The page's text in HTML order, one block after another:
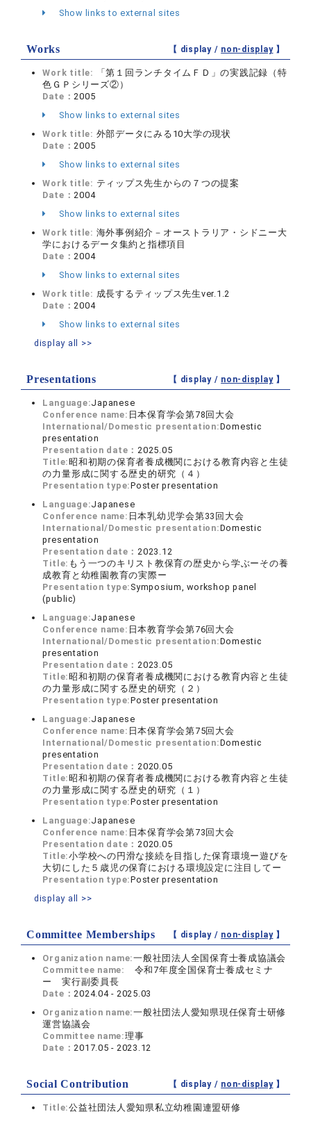
Show links to external sites
Works 【 display / non-display】
Work title:
「第１回ランチタイムＦＤ」の実践記録（特
色ＧＰシリーズ②）
Date： 2005
Show links to external sites
Work title: 外部データにみる10大学の現状
Date： 2005
Show links to external sites
Work title: ティップス先生からの７つの提案
Date： 2004
Show links to external sites
Work title: 海外事例紹介－オーストラリア・シドニー大
学におけるデータ集約と指標項目
Date： 2004
Show links to external sites
Work title: 成長するティップス先生ver.1.2
Date： 2004
Show links to external sites
display all >>
Presentations 【 display / non-display】
Language:Japanese
Conference name: 日本保育学会第78回大会
International/Domestic presentation:Domestic
presentation
Presentation date： 2025.05
Title: 昭和初期の保育者養成機関における教育内容と生徒
の力量形成に関する歴史的研究（４）
Presentation type:Poster presentation
Language:Japanese
Conference name: 日本乳幼児学会第33回大会
International/Domestic presentation:Domestic
presentation
Presentation date： 2023.12
Title: もう一つのキリスト教保育の歴史から学ぶーその養
成教育と幼稚園教育の実際ー
Presentation type: Symposium, workshop panel
(public)
Language:Japanese
Conference name: 日本教育学会第76回大会
International/Domestic presentation:Domestic
presentation
Presentation date： 2023.05
Title: 昭和初期の保育者養成機関における教育内容と生徒
の力量形成に関する歴史的研究（２）
Presentation type:Poster presentation
Language:Japanese
Conference name: 日本保育学会第75回大会
International/Domestic presentation:Domestic
presentation
Presentation date： 2020.05
Title: 昭和初期の保育者養成機関における教育内容と生徒
の力量形成に関する歴史的研究（１）
Presentation type:Poster presentation
Language:Japanese
Conference name: 日本保育学会第73回大会
Presentation date： 2020.05
Title:小学校への円滑な接続を目指した保育環境ー遊びを
大切にした５歳児の保育における環境設定に注目してー
Presentation type:Poster presentation
display all >>
Committee Memberships 【 display / non-display】
Organization name:一般社団法人全国保育士養成協議会
Committee name:
令和7年度全国保育士養成セミナ
ー 実行副委員長
Date： 2024.04 - 2025.03
Organization name:一般社団法人愛知県現任保育士研修
運営協議会
Committee name:理事
Date： 2017.05 - 2023.12
Social Contribution 【 display / non-display】
Title:公益社団法人愛知県私立幼稚園連盟研修